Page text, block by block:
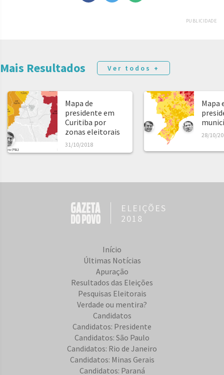
PUBLICIDADE
Mais Resultados Ver todos +
Mapa de
presidente em
Curitiba por
zonas eleitorais
31/10/2018
Mapa
28/10/
ELEIÇÕES
2018
Início
Últimas Notícias
Apuração
Resultados das Eleições
Pesquisas Eleitorais
Verdade ou mentira?
Candidatos
Candidatos: Presidente
Candidatos: São Paulo
Candidatos: Rio de Janeiro
Candidatos: Minas Gerais
Candidatos: Paraná